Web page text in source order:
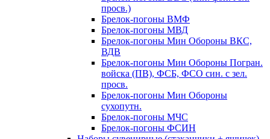
просв.)
Брелок-погоны ВМФ
Брелок-погоны МВД
Брелок-погоны Мин Обороны ВКС,
ВДВ
Брелок-погоны Мин Обороны Погран.
войска (ПВ), ФСБ, ФСО син. с зел.
просв.
Брелок-погоны Мин Обороны
сухопутн.
Брелок-погоны МЧС
Брелок-погоны ФСИН